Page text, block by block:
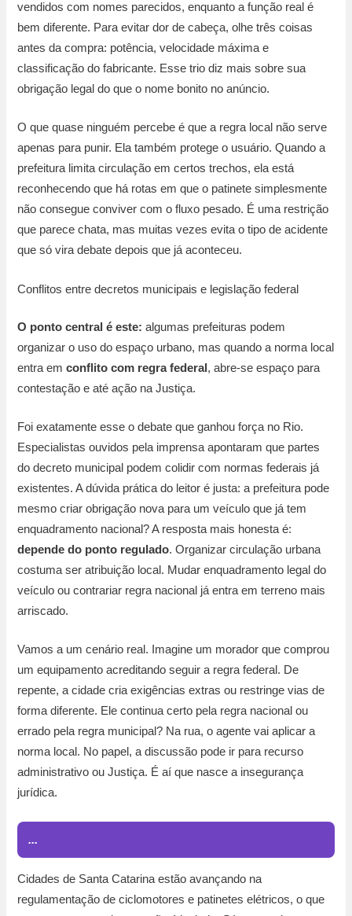
vendidos com nomes parecidos, enquanto a função real é
bem diferente. Para evitar dor de cabeça, olhe três coisas
antes da compra: potência, velocidade máxima e
classificação do fabricante. Esse trio diz mais sobre sua
obrigação legal do que o nome bonito no anúncio.
O que quase ninguém percebe é que a regra local não serve
apenas para punir. Ela também protege o usuário. Quando a
prefeitura limita circulação em certos trechos, ela está
reconhecendo que há rotas em que o patinete simplesmente
não consegue conviver com o fluxo pesado. É uma restrição
que parece chata, mas muitas vezes evita o tipo de acidente
que só vira debate depois que já aconteceu.
Conflitos entre decretos municipais e legislação federal
O ponto central é este: algumas prefeituras podem
organizar o uso do espaço urbano, mas quando a norma local
entra emconflito com regra federal, abre-se espaço para
contestação e até ação na Justiça.
Foi exatamente esse o debate que ganhou força no Rio.
Especialistas ouvidos pela imprensa apontaram que partes
do decreto municipal podem colidir com normas federais já
existentes. A dúvida prática do leitor é justa: a prefeitura pode
mesmo criar obrigação nova para um veículo que já tem
enquadramento nacional? A resposta mais honesta é:
depende do ponto regulado. Organizar circulação urbana
costuma ser atribuição local. Mudar enquadramento legal do
veículo ou contrariar regra nacional já entra em terreno mais
arriscado.
Vamos a um cenário real. Imagine um morador que comprou
um equipamento acreditando seguir a regra federal. De
repente, a cidade cria exigências extras ou restringe vias de
forma diferente. Ele continua certo pela regra nacional ou
errado pela regra municipal? Na rua, o agente vai aplicar a
norma local. No papel, a discussão pode ir para recurso
administrativo ou Justiça. É aí que nasce a insegurança
jurídica.
...
Cidades de Santa Catarina estão avançando na
regulamentação de ciclomotores e patinetes elétricos, o que